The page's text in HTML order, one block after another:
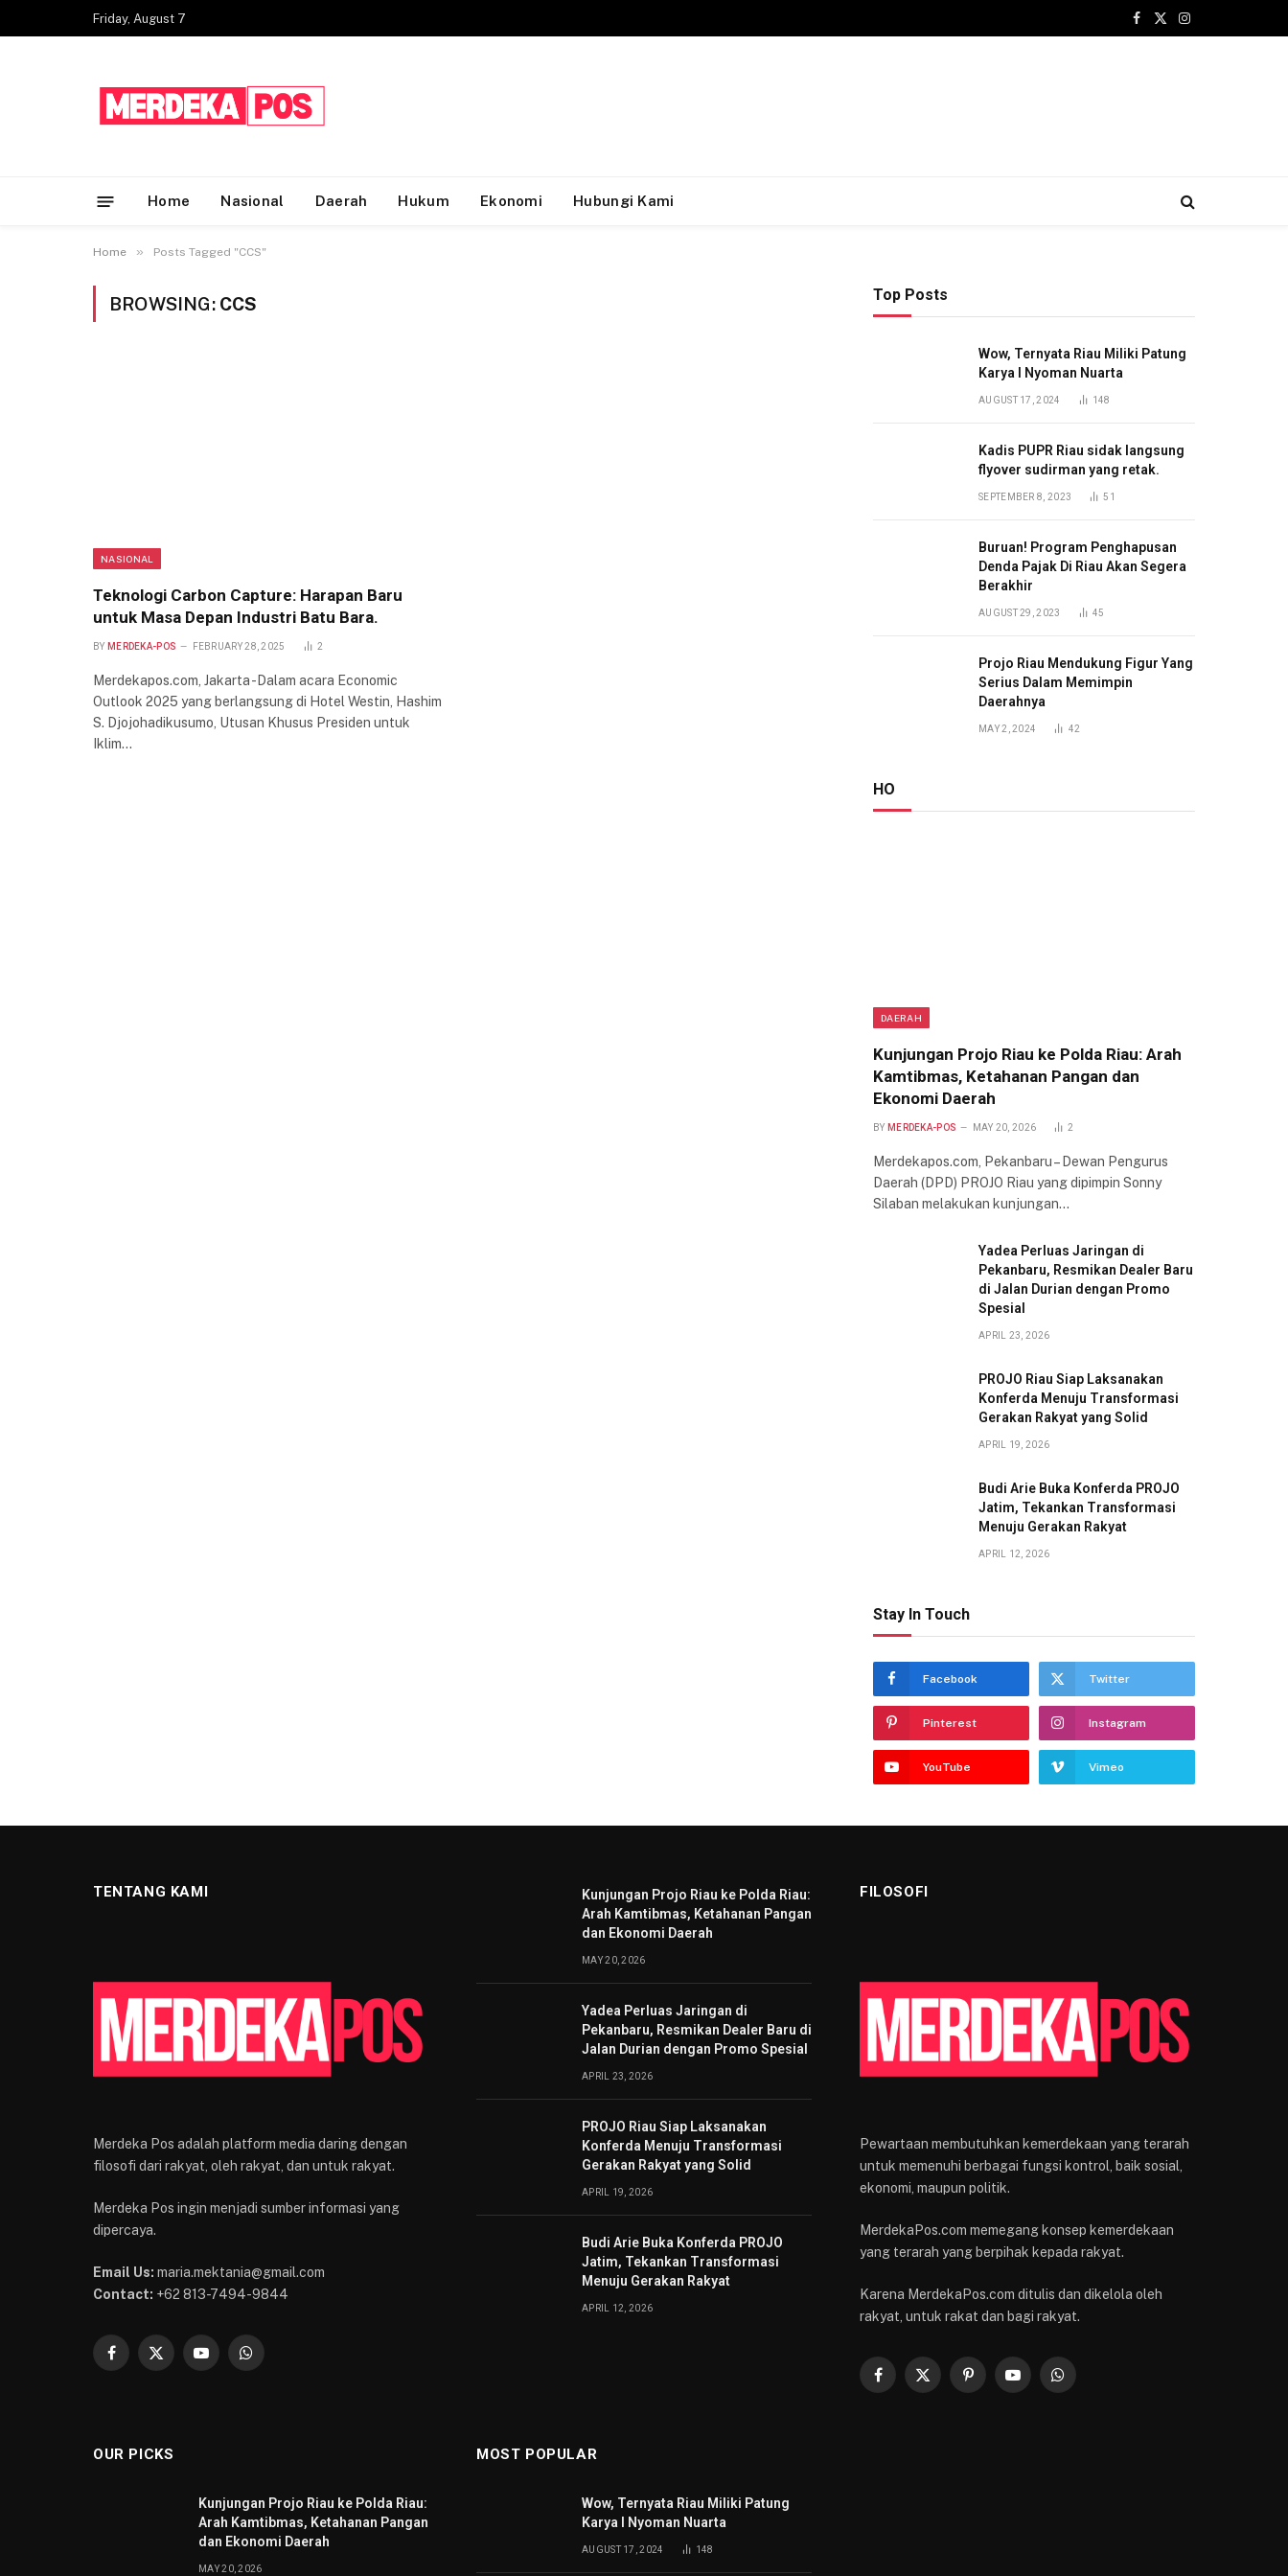
Friday, August 7
Facebook
X
Instagram
Home Nasional Daerah Hukum Ekonomi Hubungi Kami
Home » Posts Tagged "CCS"
BROWSING: CCS
NASIONAL
Teknologi Carbon Capture: Harapan Baru
untuk Masa Depan Industri Batu Bara.
BY MERDEKA-POS FEBRUARY 28, 2025 2
Merdekapos.com, Jakarta -Dalam acara Economic
Outlook 2025 yang berlangsung di Hotel Westin, Hashim
S. Djojohadikusumo, Utusan Khusus Presiden untuk
Iklim…
Top Posts
Wow, Ternyata Riau Miliki Patung
Karya I Nyoman Nuarta
AUGUST 17, 2024 148
Kadis PUPR Riau sidak langsung
flyover sudirman yang retak.
SEPTEMBER 8, 2023 51
Buruan! Program Penghapusan
Denda Pajak Di Riau Akan Segera
Berakhir
AUGUST 29, 2023 45
Projo Riau Mendukung Figur Yang
Serius Dalam Memimpin
Daerahnya
MAY 2, 2024 42
HO
DAERAH
Kunjungan Projo Riau ke Polda Riau: Arah
Kamtibmas, Ketahanan Pangan dan
Ekonomi Daerah
BY MERDEKA-POS MAY 20, 2026 2
Merdekapos.com, Pekanbaru – Dewan Pengurus
Daerah (DPD) PROJO Riau yang dipimpin Sonny
Silaban melakukan kunjungan…
Yadea Perluas Jaringan di
Pekanbaru, Resmikan Dealer Baru
di Jalan Durian dengan Promo
Spesial
APRIL 23, 2026
PROJO Riau Siap Laksanakan
Konferda Menuju Transformasi
Gerakan Rakyat yang Solid
APRIL 19, 2026
Budi Arie Buka Konferda PROJO
Jatim, Tekankan Transformasi
Menuju Gerakan Rakyat
APRIL 12, 2026
Stay In Touch
Facebook Twitter
Pinterest Instagram
YouTube Vimeo
TENTANG KAMI
Merdeka Pos adalah platform media daring dengan
filosofi dari rakyat, oleh rakyat, dan untuk rakyat.
Merdeka Pos ingin menjadi sumber informasi yang
dipercaya.
Email Us: maria.mektania@gmail.com
Contact: +62 813-7494-9844
Facebook
X
YouTubeWhatsApp
Kunjungan Projo Riau ke Polda Riau:
Arah Kamtibmas, Ketahanan Pangan
dan Ekonomi Daerah
MAY 20, 2026
Yadea Perluas Jaringan di
Pekanbaru, Resmikan Dealer Baru di
Jalan Durian dengan Promo Spesial
APRIL 23, 2026
PROJO Riau Siap Laksanakan
Konferda Menuju Transformasi
Gerakan Rakyat yang Solid
APRIL 19, 2026
Budi Arie Buka Konferda PROJO
Jatim, Tekankan Transformasi
Menuju Gerakan Rakyat
APRIL 12, 2026
FILOSOFI
Pewartaan membutuhkan kemerdekaan yang terarah
untuk memenuhi berbagai fungsi kontrol, baik sosial,
ekonomi, maupun politik.
MerdekaPos.com memegang konsep kemerdekaan
yang terarah yang berpihak kepada rakyat.
Karena MerdekaPos.com ditulis dan dikelola oleh
rakyat, untuk rakat dan bagi rakyat.
Facebook
X
PinterestYouTubeWhatsApp
OUR PICKS
Kunjungan Projo Riau ke Polda Riau:
Arah Kamtibmas, Ketahanan Pangan
dan Ekonomi Daerah
MAY 20, 2026
MOST POPULAR
Wow, Ternyata Riau Miliki Patung
Karya I Nyoman Nuarta
AUGUST 17, 2024 148